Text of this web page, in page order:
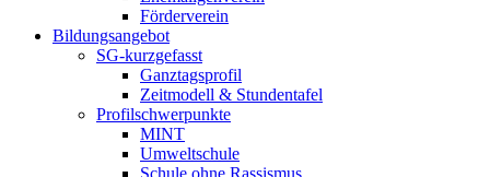
Förderverein
Bildungsangebot
SG-kurzgefasst
Ganztagsprofil
Zeitmodell & Stundentafel
Profilschwerpunkte
MINT
Umweltschule
Schule ohne Rassismus